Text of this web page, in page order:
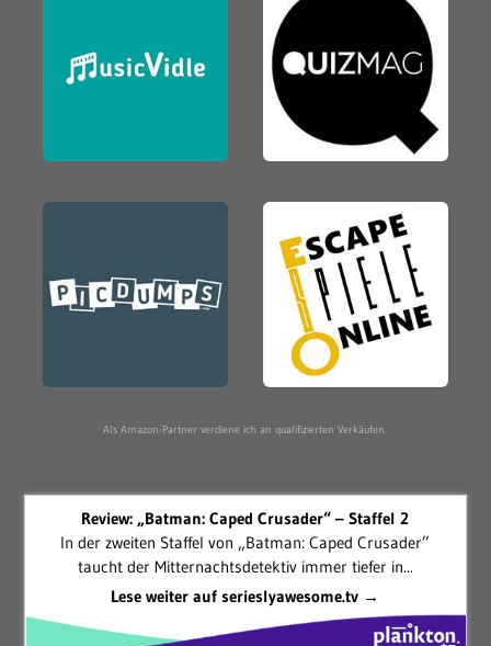
Als Amazon-Partner verdiene ich an qualifizierten Verkäufen.
Review: „Batman: Caped Crusader“ – Staffel 2
In der zweiten Staffel von „Batman: Caped Crusader”
taucht der Mitternachtsdetektiv immer tiefer in...
Lese weiter auf serieslyawesome.tv →